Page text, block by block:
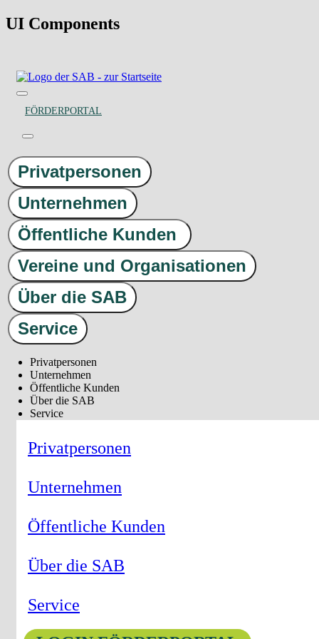
UI Components
FÖRDERPORTAL
Privatpersonen
Unternehmen
Öffentliche Kunden
Vereine und Organisationen
Über die SAB
Service
Privatpersonen
Unternehmen
Öffentliche Kunden
Über die SAB
Service
Privatpersonen
Unternehmen
Öffentliche Kunden
Über die SAB
Service